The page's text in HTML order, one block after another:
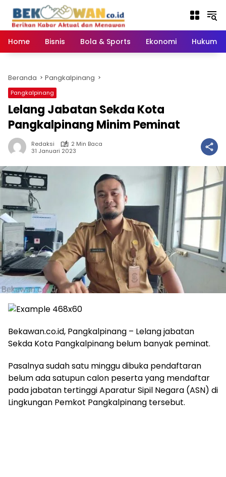
konten
Home
Bisnis Bola & Sports Ekonomi Hukum
Beranda Pangkalpinang
Pangkalpinang
Lelang Jabatan Sekda Kota
Pangkalpinang Minim Peminat
Redaksi
2 Min Baca
31 Januari 2023
Bekawan.co.id, Pangkalpinang – Lelang jabatan
Sekda Kota Pangkalpinang belum banyak peminat.
Pasalnya sudah satu minggu dibuka pendaftaran
belum ada satupun calon peserta yang mendaftar
pada jabatan tertinggi Aparatur Sipil Negara (ASN) di
Lingkungan Pemkot Pangkalpinang tersebut.